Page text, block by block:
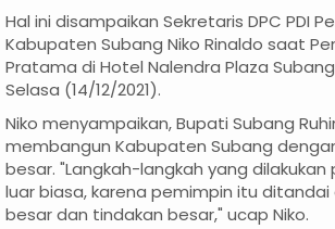
Hal ini disampaikan Sekretaris DPC PDI
Kabupaten Subang Niko Rinaldo saat
Pratama di Hotel Nalendra Plaza
Selasa (14/12/2021).
Niko menyampaikan, Bupati Subang
membangun Kabupaten Subang
besar. "Langkah-langkah yang dilakukan
luar biasa, karena pemimpin itu
besar dan tindakan besar," ucap Niko.